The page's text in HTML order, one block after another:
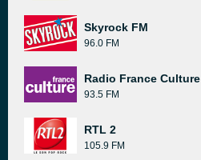
Skyrock FM
96.0 FM
Radio France Culture
93.5 FM
RTL 2
105.9 FM